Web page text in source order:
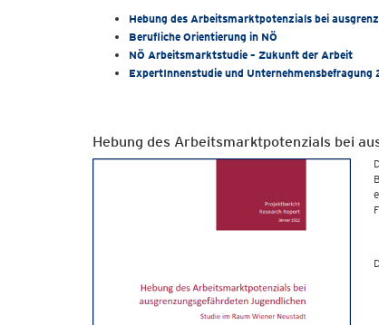
Hebung des Arbeitsmarktpotenzials bei
Berufliche Orientierung in NÖ
NÖ Arbeitsmarktstudie – Zukunft der Arbeit
ExpertInnenstudie und
Hebung des Arbeitsmarktpotenzials bei